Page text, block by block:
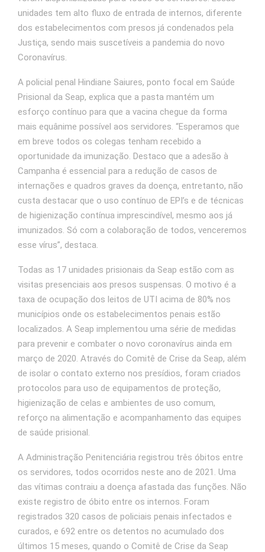
unidades tem alto fluxo de entrada de internos, diferente
dos estabelecimentos com presos já condenados pela
Justiça, sendo mais suscetíveis a pandemia do novo
Coronavírus.
A policial penal Hindiane Saiures, ponto focal em Saúde
Prisional da Seap, explica que a pasta mantém um
esforço contínuo para que a vacina chegue da forma
mais equânime possível aos servidores. “Esperamos que
em breve todos os colegas tenham recebido a
oportunidade da imunização. Destaco que a adesão à
Campanha é essencial para a redução de casos de
internações e quadros graves da doença, entretanto, não
custa destacar que o uso contínuo de EPI’s e de técnicas
de higienização contínua imprescindível, mesmo aos já
imunizados. Só com a colaboração de todos, venceremos
esse vírus”, destaca.
Todas as 17 unidades prisionais da Seap estão com as
visitas presenciais aos presos suspensas. O motivo é a
taxa de ocupação dos leitos de UTI acima de 80% nos
municípios onde os estabelecimentos penais estão
localizados. A Seap implementou uma série de medidas
para prevenir e combater o novo coronavírus ainda em
março de 2020. Através do Comitê de Crise da Seap, além
de isolar o contato externo nos presídios, foram criados
protocolos para uso de equipamentos de proteção,
higienização de celas e ambientes de uso comum,
reforço na alimentação e acompanhamento das equipes
de saúde prisional.
A Administração Penitenciária registrou três óbitos entre
os servidores, todos ocorridos neste ano de 2021. Uma
das vítimas contraiu a doença afastada das funções. Não
existe registro de óbito entre os internos. Foram
registrados 320 casos de policiais penais infectados e
curados, e 692 entre os detentos no acumulado dos
últimos 15 meses, quando o Comitê de Crise da Seap